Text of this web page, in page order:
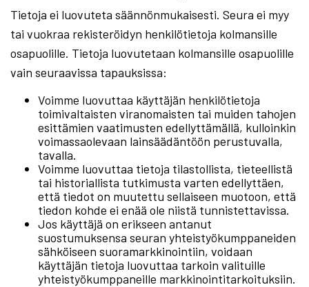
Tietoja ei luovuteta säännönmukaisesti. Seura ei myy
tai vuokraa rekisteröidyn henkilötietoja kolmansille
osapuolille. Tietoja luovutetaan kolmansille osapuolille
vain seuraavissa tapauksissa:
Voimme luovuttaa käyttäjän henkilötietoja
toimivaltaisten viranomaisten tai muiden tahojen
esittämien vaatimusten edellyttämällä, kulloinkin
voimassaolevaan lainsäädäntöön perustuvalla,
tavalla.
Voimme luovuttaa tietoja tilastollista, tieteellistä
tai historiallista tutkimusta varten edellyttäen,
että tiedot on muutettu sellaiseen muotoon, että
tiedon kohde ei enää ole niistä tunnistettavissa.
Jos käyttäjä on erikseen antanut
suostumuksensa seuran yhteistyökumppaneiden
sähköiseen suoramarkkinointiin, voidaan
käyttäjän tietoja luovuttaa tarkoin valituille
yhteistyökumppaneille markkinointitarkoituksiin.